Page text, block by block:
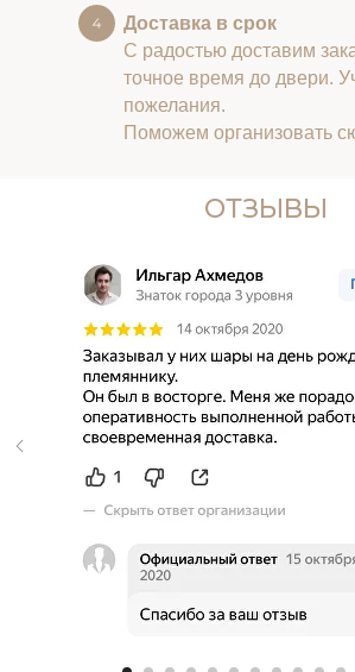
Доставка в срок
С радостью доставим
точное время до двери.
пожелания.
Поможем организовать
ОТЗЫВЫ